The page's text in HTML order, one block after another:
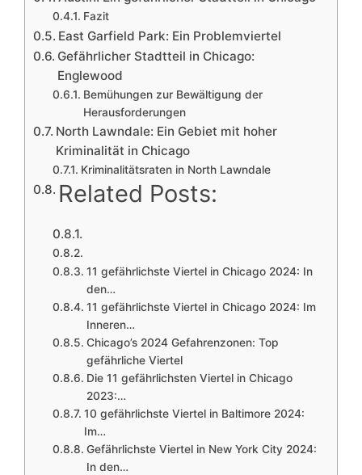
Fazit
East Garfield Park: Ein Problemviertel
Gefährlicher Stadtteil in Chicago:
Englewood
Bemühungen zur Bewältigung der
Herausforderungen
North Lawndale: Ein Gebiet mit hoher
Kriminalität in Chicago
Kriminalitätsraten in North Lawndale
Related Posts:
11 gefährlichste Viertel in Chicago 2024: In
den…
11 gefährlichste Viertel in Chicago 2024: Im
Inneren…
Chicago’s 2024 Gefahrenzonen: Top
gefährliche Viertel
Die 11 gefährlichsten Viertel in Chicago
2023:…
10 gefährlichste Viertel in Baltimore 2024:
Im…
Gefährlichste Viertel in New York City 2024:
In den…